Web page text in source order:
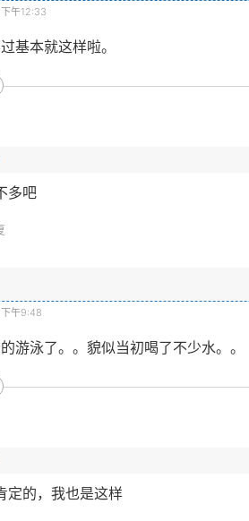
午12:33
基本就这样啦。
多吧
午9:48
游泳了。。貌似当初喝了不少水。。
定的，我也是这样